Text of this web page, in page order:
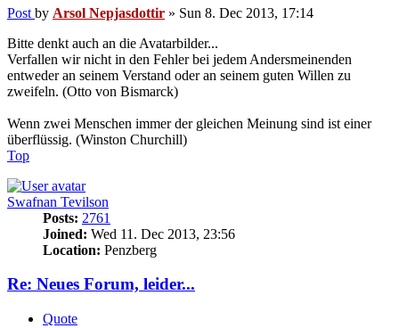
Post by Arsol Nepjasdottir » Sun 8. Dec 2013, 17:14
Bitte denkt auch an die Avatarbilder...
Verfallen wir nicht in den Fehler bei jedem Andersmeinenden
entweder an seinem Verstand oder an seinem guten Willen zu
zweifeln. (Otto von Bismarck)
Wenn zwei Menschen immer der gleichen Meinung sind ist einer
überflüssig. (Winston Churchill)
Top
Swafnan Tevilson
Posts: 2761
Joined: Wed 11. Dec 2013, 23:56
Location: Penzberg
Re: Neues Forum, leider...
Quote